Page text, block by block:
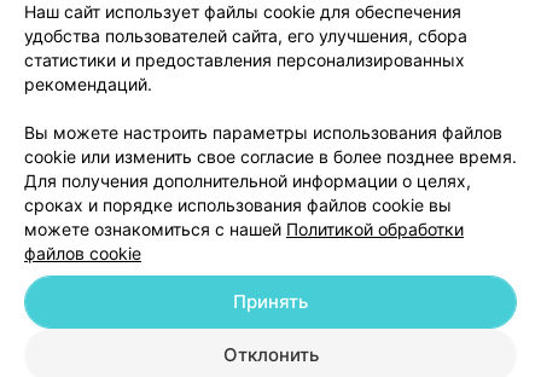
Вакансии
Партнеры
Написать руководителю 103.by
Обработка персональных данных
© 2026 ООО «Артокс Лаб», УНП 191700409
| 220012, Республика Беларусь,
Наш сайт использует файлы cookie для обеспечения
удобства пользователей сайта, его улучшения, сбора
статистики и предоставления персонализированных
рекомендаций.
Вы можете настроить параметры использования файлов
cookie или изменить свое согласие в более позднее время.
Для получения дополнительной информации о целях,
сроках и порядке использования файлов cookie вы
можете ознакомиться с нашей Политикой обработки
файлов cookie
Отклонить
Принять